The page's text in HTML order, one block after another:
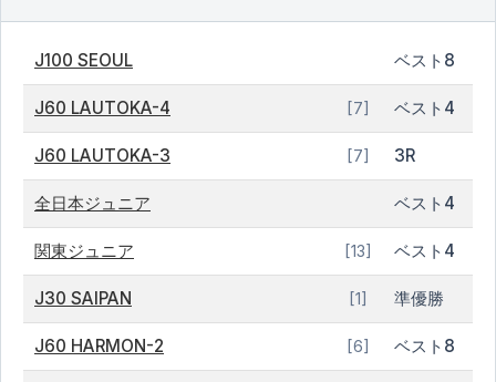
J100 SEOUL ベスト8
J60 LAUTOKA-4 [7] ベスト4
J60 LAUTOKA-3 [7] 3R
全日本ジュニア ベスト4
関東ジュニア [13] ベスト4
J30 SAIPAN [1] 準優勝
J60 HARMON-2 [6] ベスト8